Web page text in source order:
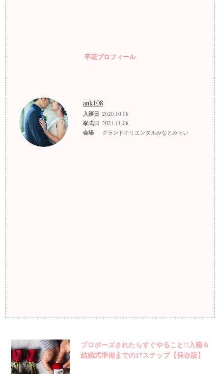
卒花プロフィール
ank108
入籍日 2020.10.08
挙式日 2021.11.08
会場 グランドオリエンタルみなとみらい
プロポーズされたらすぐやること!!入籍＆
結婚式準備までの17ステップ【保存版】